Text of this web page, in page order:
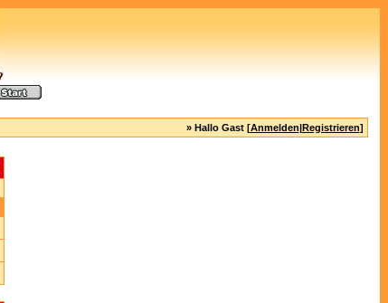
» Hallo Gast [Anmelden|Registrieren]